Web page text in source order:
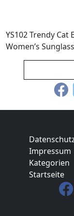
YS102 Trendy Cat
Women’s
Impressum
Kategorien
Startseite